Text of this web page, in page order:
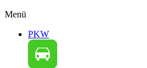
Menü
PKW